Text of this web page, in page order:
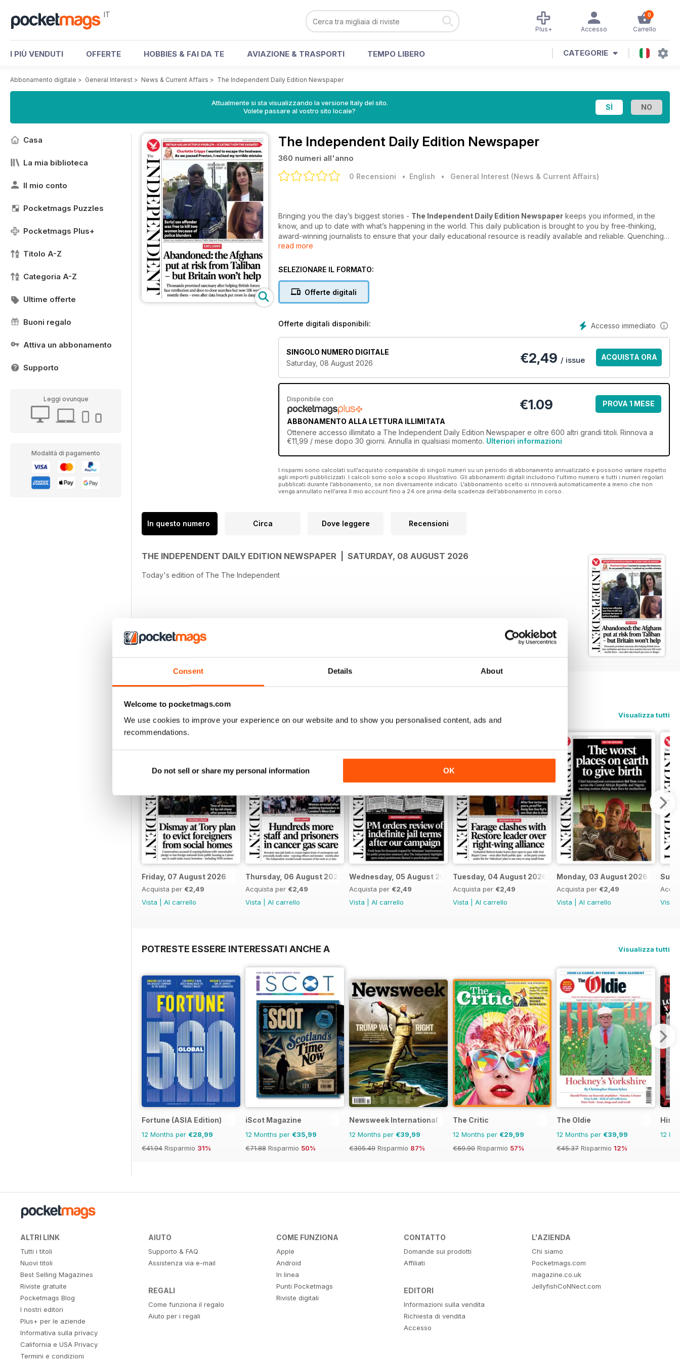
Consent Details About
Welcome to pocketmags.com
We use cookies to improve your experience on our website and to show you personalised content, ads and
recommendations.
Do not sell or share my personal information OK
IT 0
Carrello
Accesso
Plus+
I PIÙ VENDUTI OFFERTE HOBBIES & FAI DA TE AVIAZIONE & TRASPORTI TEMPO LIBERO CATEGORIE
Abbonamento digitale > General Interest > News & Current Affairs > The Independent Daily Edition Newspaper
Attualmente si sta visualizzando la versione Italy del sito.
Volete passare al vostro sito locale?
Casa
La mia biblioteca
Il mio conto
Pocketmags Puzzles
Pocketmags Plus+
Titolo A-Z
Categoria A-Z
Ultime offerte
Buoni regalo
Attiva un abbonamento
Supporto
Leggi ovunque
Modalità di pagamento
The Independent Daily Edition Newspaper
360 numeri all'anno
0 Recensioni • English • General Interest (News & Current Affairs)
Bringing you the day’s biggest stories - The Independent Daily Edition Newspaper keeps you informed, in the
know, and up to date with what’s happening in the world. This daily publication is brought to you by free-thinking,
award-winning journalists to ensure that your daily educational resource is readily available and reliable. Quenching
your thirst for knowledge with succinct articles and supplements that support your daily news needs -
the world we live in every day - an Independent digital newspaper subscription is certain to cater to your
needs.
read more
SELEZIONARE IL FORMATO:
Offerte digitali
Accesso immediato
Offerte digitali disponibili:
SINGOLO NUMERO DIGITALE
Saturday, 08 August 2026
€2,49 / issue ACQUISTA ORA
Disponibile con
ABBONAMENTO ALLA LETTURA ILLIMITATA
€1.09 PROVA 1 MESE
Ottenere accesso illimitato a The Independent Daily Edition Newspaper e oltre 600 altri grandi titoli. Rinnova a
€11,99 / mese dopo 30 giorni. Annulla in qualsiasi momento. Ulteriori informazioni
I risparmi sono calcolati sull'acquisto comparabile di singoli numeri su un periodo di abbonamento annualizzato e possono variare rispetto
agli importi pubblicizzati. I calcoli sono solo a scopo illustrativo. Gli abbonamenti digitali includono l'ultimo numero e tutti i numeri regolari
pubblicati durante l'abbonamento, se non diversamente indicato. L'abbonamento scelto si rinnoverà automaticamente a meno che non
venga annullato nell'area Il mio account fino a 24 ore prima della scadenza dell'abbonamento in corso.
In questo numero Circa Dove leggere Recensioni
THE INDEPENDENT DAILY EDITION NEWSPAPER | SATURDAY, 08 AUGUST 2026
Today's edition of The The Independent
EDIZIONI INDIETRO Visualizza tutti
Friday, 07 August 2026
Acquista per €2,49
Vista
Al carrello
Thursday, 06 August 2026
Acquista per €2,49
Vista
Al carrello
Wednesday, 05 August 2026
Acquista per €2,49
Vista
Al carrello
Tuesday, 04 August 2026
Acquista per €2,49
Vista
Al carrello
Monday, 03 August 2026
Acquista per €2,49
Vista
Al carrello
Vista
POTRESTE ESSERE INTERESSATI ANCHE A Visualizza tutti
Fortune (ASIA Edition)
12 Months per €28,99
€41.94 Risparmio 31%
iScot Magazine
12 Months per €35,99
€71.88 Risparmio 50%
Newsweek International
12 Months per €39,99
€305.49 Risparmio 87%
The Critic
12 Months per €29,99
€69.90 Risparmio 57%
The Oldie
12 Months per €39,99
€45.37 Risparmio 12%
12
ALTRI LINK
Tutti i titoli
Nuovi titoli
Best Selling Magazines
Riviste gratuite
Pocketmags Blog
I nostri editori
Plus+ per le aziende
Informativa sulla privacy
California e USA Privacy
Termini e condizioni
AIUTO
Supporto & FAQ
Assistenza via e-mail
REGALI
Come funziona il regalo
Aiuto per i regali
COME FUNZIONA
Apple
Android
In linea
Punti Pocketmags
Riviste digitali
CONTATTO
Domande sui prodotti
Affiliati
EDITORI
Informazioni sulla vendita
Richiesta di vendita
Accesso
L'AZIENDA
Chi siamo
Pocketmags.com
magazine.co.uk
JellyfishCoNNect.com